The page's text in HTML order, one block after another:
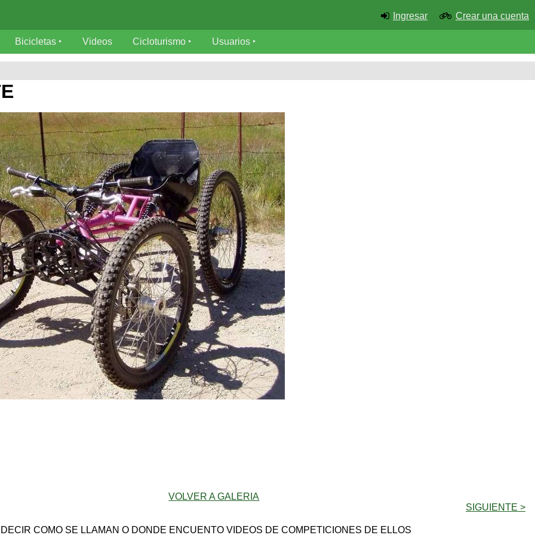
Ingresar Crear una cuenta
Bicicletas Videos Cicloturismo Usuarios
VOLVER A GALERIA
SIGUIENTE >
COMO SE LLAMAN O DONDE ENCUENTO VIDEOS DE COMPETICIONES DE ELLOS